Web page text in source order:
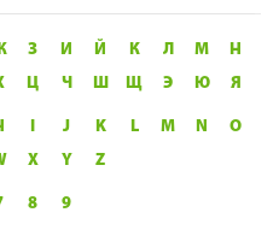
З И Й К Л М
Н
Ц Ч Ш Щ Э Ю Я
I J K L M N
O
X Y Z
8 9